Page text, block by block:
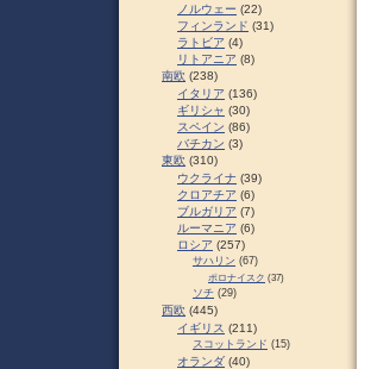
ノルウェー (22)
フィンランド (31)
ラトビア (4)
リトアニア (8)
南欧 (238)
イタリア (136)
ギリシャ (30)
スペイン (86)
バチカン (3)
東欧 (310)
ウクライナ (39)
クロアチア (6)
ブルガリア (7)
ルーマニア (6)
ロシア (257)
サハリン (67)
ポロナイスク (37)
ソチ (29)
西欧 (445)
イギリス (211)
スコットランド (15)
オランダ (40)